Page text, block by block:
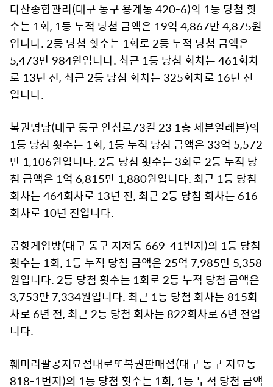
다산종합관리(대구 동구 용계동 420-6)의 1등 당첨 횟
수는 1회, 1등 누적 당첨 금액은 19억 4,867만 4,875원
입니다. 2등 당첨 횟수는 1회로 2등 누적 당첨 금액은
5,473만 984원입니다. 최근 1등 당첨 회차는 461회차
로 13년 전, 최근 2등 당첨 회차는 325회차로 16년 전
입니다.
복권명당(대구 동구 안심로73길 23 1층 세븐일레븐)의
1등 당첨 횟수는 1회, 1등 누적 당첨 금액은 33억 5,572
만 1,106원입니다. 2등 당첨 횟수는 3회로 2등 누적 당
첨 금액은 1억 6,815만 1,880원입니다. 최근 1등 당첨
회차는 464회차로 13년 전, 최근 2등 당첨 회차는 616
회차로 10년 전입니다.
공항게임방(대구 동구 지저동 669-41번지)의 1등 당첨
횟수는 1회, 1등 누적 당첨 금액은 25억 7,985만 5,358
원입니다. 2등 당첨 횟수는 1회로 2등 누적 당첨 금액은
3,753만 7,334원입니다. 최근 1등 당첨 회차는 815회
차로 6년 전, 최근 2등 당첨 회차는 822회차로 6년 전입
니다.
훼미리팔공지묘점내로또복권판매점(대구 동구 지묘동
818-1번지)의 1등 당첨 횟수는 1회, 1등 누적 당첨 금액